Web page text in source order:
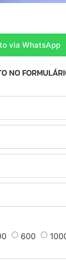
via WhatsApp
NO
600